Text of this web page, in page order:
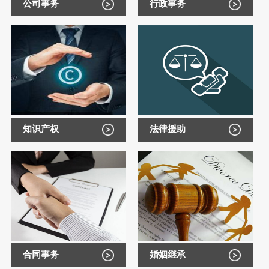
公司事务 行政事务
知识产权 法律援助
合同事务 婚姻继承